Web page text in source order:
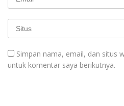
Simpan nama, email, dan situs
untuk komentar saya berikutnya.